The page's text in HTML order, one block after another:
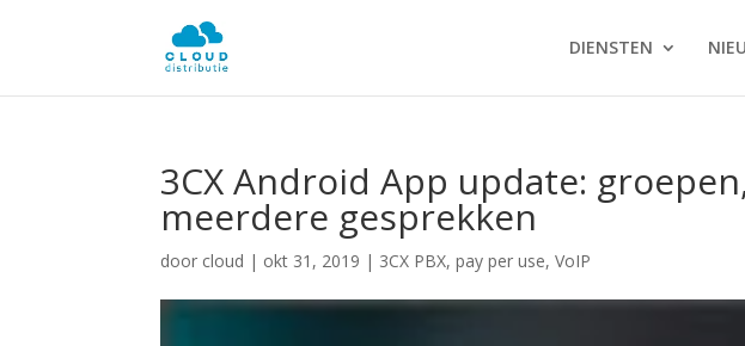
DIENSTEN
3CX Android App update:
meerdere gesprekken
door cloud | okt 31, 2019 | 3CX PBX,pay per use,VoIP